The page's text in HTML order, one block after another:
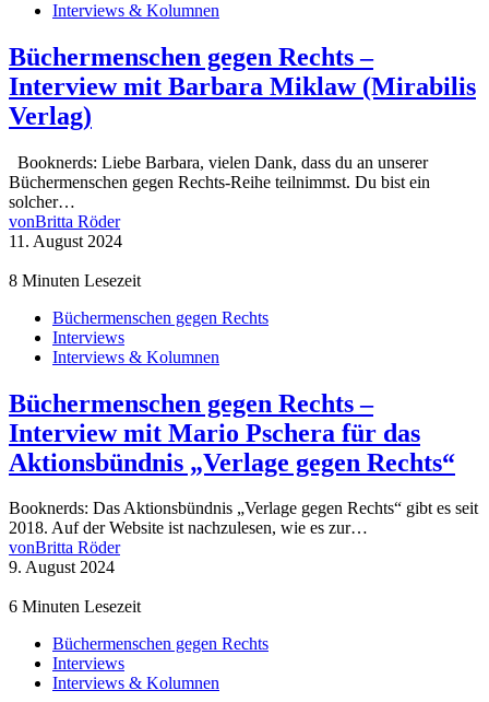
Interviews & Kolumnen
Büchermenschen gegen Rechts –
Interview mit Barbara Miklaw (Mirabilis
Verlag)
Booknerds: Liebe Barbara, vielen Dank, dass du an unserer
Büchermenschen gegen Rechts-Reihe teilnimmst. Du bist ein
solcher…
vonBritta Röder
11. August 2024
8 Minuten Lesezeit
Büchermenschen gegen Rechts
Interviews
Interviews & Kolumnen
Büchermenschen gegen Rechts –
Interview mit Mario Pschera für das
Aktionsbündnis „Verlage gegen Rechts“
Booknerds: Das Aktionsbündnis „Verlage gegen Rechts“ gibt es seit
2018. Auf der Website ist nachzulesen, wie es zur…
vonBritta Röder
9. August 2024
6 Minuten Lesezeit
Büchermenschen gegen Rechts
Interviews
Interviews & Kolumnen